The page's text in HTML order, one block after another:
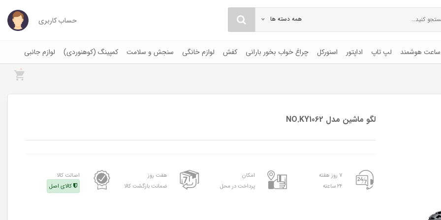
همه دسته ها حساب کاربری
ساعت هوشمند لپ تاپ اداپتور اسنورکل چراغ خواب بخور بارانی کفش لوازم خانگی سنجش و سلامت کمپینگ (کوهنوردی) لوازم جانبی
0
لگو ماشین مدل NO.KY1062
۷ روز هفته
۲۴ ساعته
امکان
پرداخت در محل
هفت روز
ضمانت بازگشت کالا
اصالت کالا
کالای اصل